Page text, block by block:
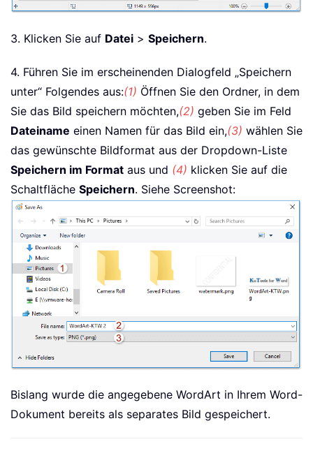
3. Klicken Sie auf Datei > Speichern.
4. Führen Sie im erscheinenden Dialogfeld „Speichern
unter“ Folgendes aus:(1) Öffnen Sie den Ordner, in dem
Sie das Bild speichern möchten,(2) geben Sie im Feld
Dateiname einen Namen für das Bild ein,(3) wählen Sie
das gewünschte Bildformat aus der Dropdown-Liste
Speichern im Format aus und (4) klicken Sie auf die
Schaltfläche Speichern. Siehe Screenshot:
Bislang wurde die angegebene WordArt in Ihrem Word-
Dokument bereits als separates Bild gespeichert.